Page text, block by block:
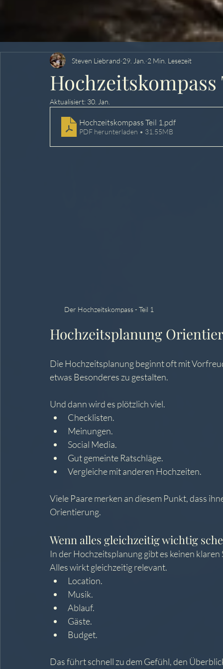
Hochzeitskompass
Steven Liebrand 29. Jan. 2 Min. Lesezeit
Aktualisiert: 30. Jan.
Hochzeitskompass Teil 1.pdf
PDF herunterladen • 31.55MB
Der Hochzeitskompass - Teil 1
Hochzeitsplanung
Die Hochzeitsplanung beginnt oft mit
etwas Besonderes zu gestalten.
Und dann wird es plötzlich viel.
Checklisten.
Meinungen.
Social Media.
Gut gemeinte Ratschläge.
Vergleiche mit anderen Hochzeiten.
Viele Paare merken an diesem Punkt, dass
Orientierung.
Wenn alles gleichzeitig wichtig
In der Hochzeitsplanung gibt es keinen
Alles wirkt gleichzeitig relevant.
Location.
Musik.
Ablauf.
Gäste.
Budget.
Das führt schnell zu dem Gefühl, den